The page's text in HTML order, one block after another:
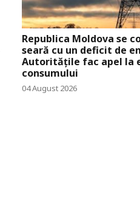
Republica Moldova se
seară cu un deficit de
Autoritățile fac apel la
consumului
04 August 2026